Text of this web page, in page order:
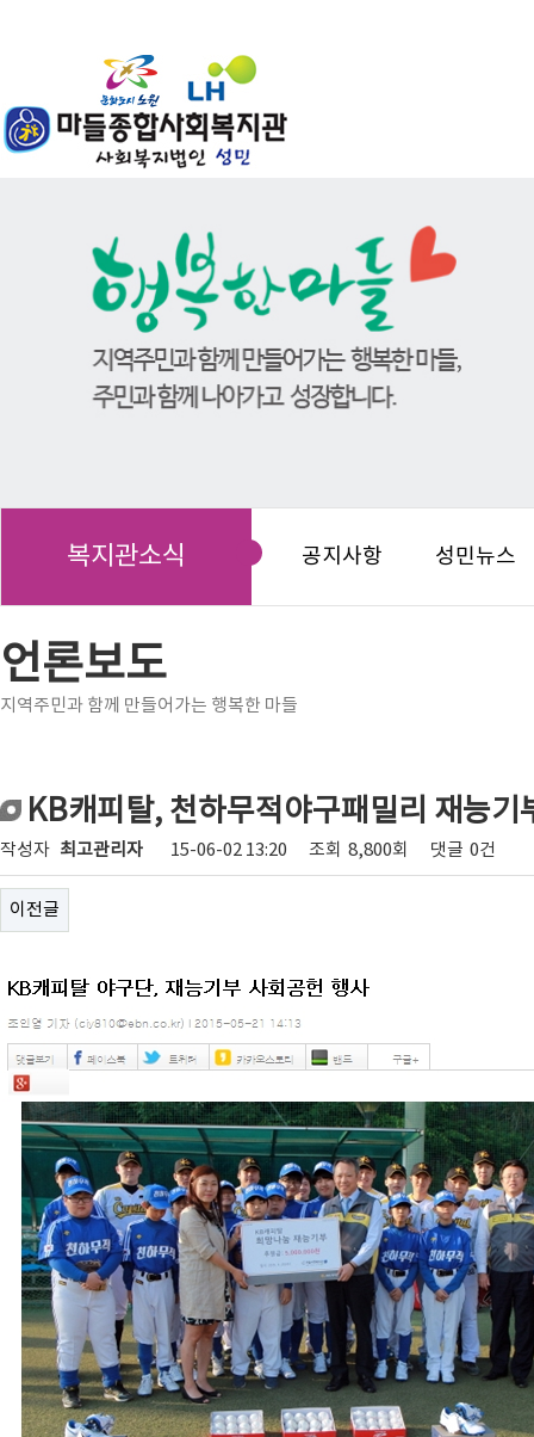
복지관소식 공지사항 성민뉴스
언론보도
지역주민과 함께 만들어가는 행복한 마들
KB캐피탈, 천하무적야구패밀리 재능기
작성자 최고관리자 15-06-02 13:20 조회 8,800회 댓글 0건
이전글